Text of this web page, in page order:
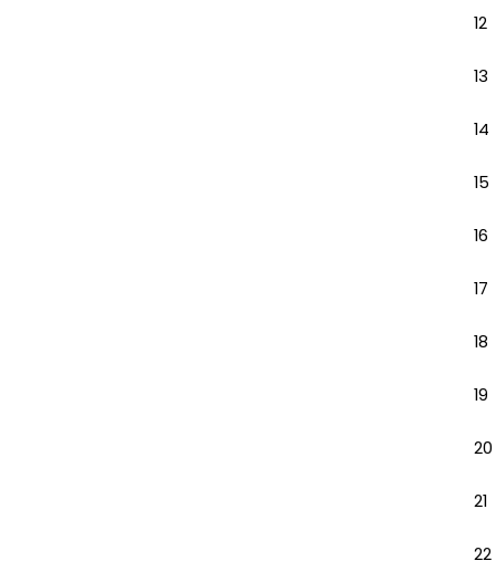
12
13
14
15
16
17
18
19
20
21
22